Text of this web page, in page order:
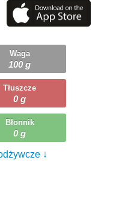
Waga
100 g
Tłuszcze
0 g
Błonnik
0 g
↓